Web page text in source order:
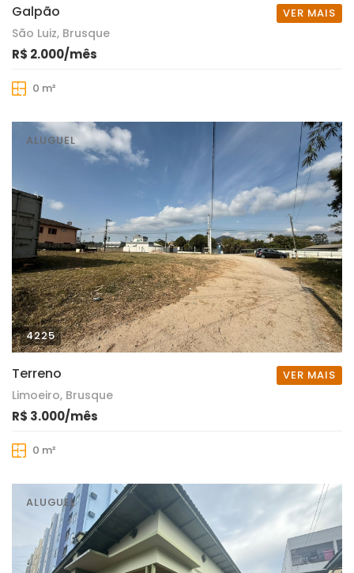
Galpão VER MAIS
São Luiz, Brusque
R$ 2.000/mês
0 m²
ALUGUEL
4225
Terreno VER MAIS
Limoeiro, Brusque
R$ 3.000/mês
0 m²
ALUGUEL